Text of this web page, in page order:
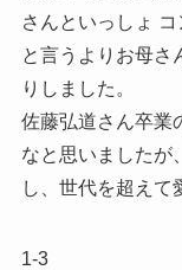
さんといっしょ
と言うよりお母さ
りしました。
佐藤弘道さん卒業
なと思いましたが
し、世代を超えて
1-3